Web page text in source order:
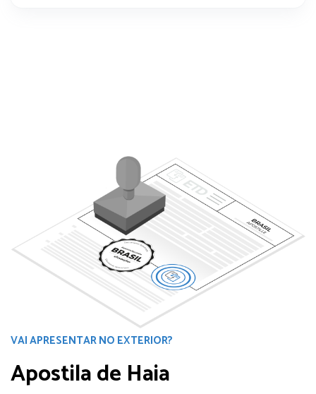
VAI APRESENTAR NO EXTERIOR?
Apostila de Haia